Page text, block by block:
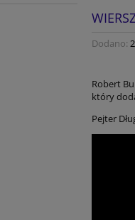
Dodano:
Robert
który
Pejter